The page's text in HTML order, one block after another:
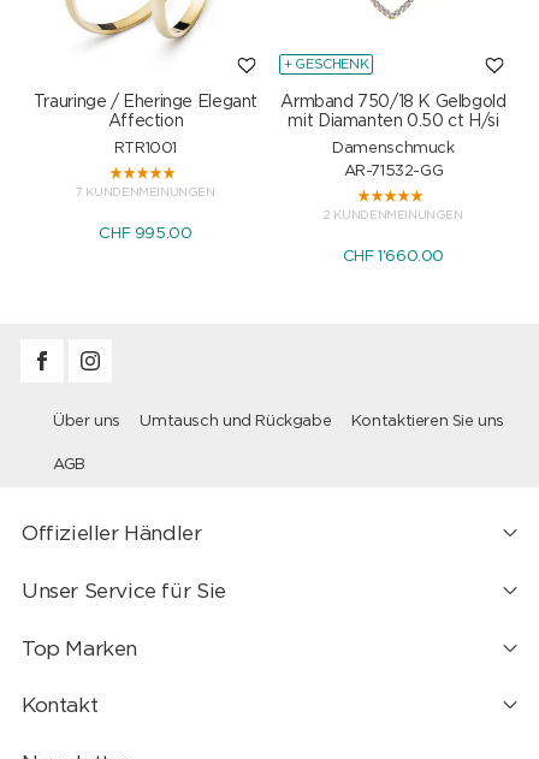
Trauringe / Eheringe Elegant
Affection
RTR1001
7 KUNDENMEINUNGEN
CHF 995.00
+ GESCHENK
Armband 750/18 K Gelbgold
mit Diamanten 0.50 ct H/si
Damenschmuck
AR-71532-GG
2 KUNDENMEINUNGEN
CHF 1'660.00
Über uns Umtausch und Rückgabe Kontaktieren Sie uns
AGB
Offizieller Händler
Unser Service für Sie
Top Marken
Kontakt